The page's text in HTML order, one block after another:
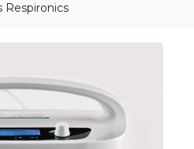
Respironics